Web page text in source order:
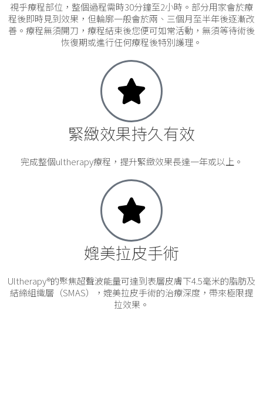
視乎療程部位，整個過程需時30分鐘至2小時。部分用家會於療
程後即時見到效果，但輪廓一般會於兩、三個月至半年後逐漸改
善。療程無須開刀，療程結束後您便可如常活動，無須等待術後
恢復期或進行任何療程後特別護理。
緊緻效果持久有效
完成整個ultherapy療程，提升緊緻效果長達一年或以上。
媲美拉皮手術
Ultherapy®的聚焦超聲波能量可達到表層皮膚下4.5毫米的脂肪及
結締組織層（SMAS），媲美拉皮手術的治療深度，帶來極限提
拉效果。